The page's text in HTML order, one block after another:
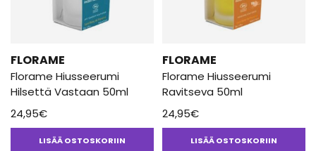
FLORAME
Florame Hiusseerumi
Hilsettä Vastaan 50ml
24,95€
LISÄÄ OSTOSKORIIN
FLORAME
Florame Hiusseerumi
Ravitseva 50ml
24,95€
LISÄÄ OSTOSKORIIN